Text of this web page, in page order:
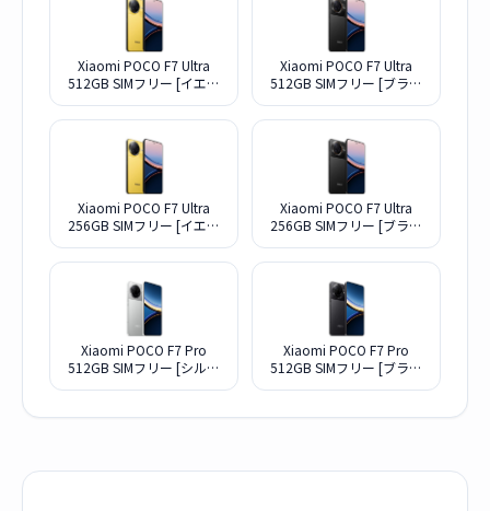
Xiaomi POCO F7 Ultra
512GB SIMフリー [イエロ
Xiaomi POCO F7 Ultra
512GB SIMフリー [ブラッ
Xiaomi POCO F7 Ultra
256GB SIMフリー [イエロ
Xiaomi POCO F7 Ultra
256GB SIMフリー [ブラッ
Xiaomi POCO F7 Pro
512GB SIMフリー [シルバ
Xiaomi POCO F7 Pro
512GB SIMフリー [ブラッ